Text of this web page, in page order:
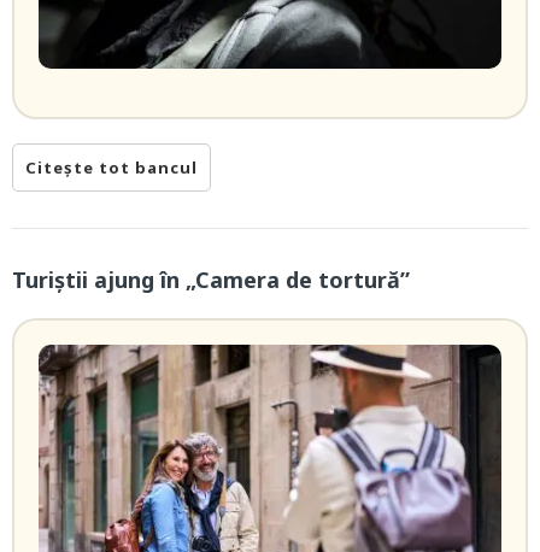
Citește tot bancul
Turiștii ajung în „Camera de tortură”